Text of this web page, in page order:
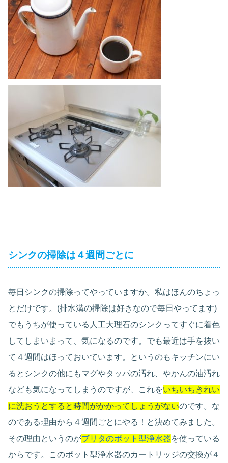
シンクの掃除は４週間ごとに
毎日シンクの掃除ってやっていますか。私はほんのちょっ
とだけです。(排水溝の掃除は好きなので毎日やってます)
でもうちが使っている人工大理石のシンクってすぐに着色
してしまいまって、気になるのです。でも最近は手を抜い
て４週間はほっておいています。というのもキッチンにい
るとシンクの他にもマグやタッパの汚れ、やかんの油汚れ
なども気になってしまうのですが、これをいちいちきれい
に洗おうとすると時間がかかってしょうがないのです。な
のである理由から４週間ごとにやる！と決めてみました。
その理由というのがブリタのポット型浄水器を使っている
からです。このポット型浄水器のカートリッジの交換が４